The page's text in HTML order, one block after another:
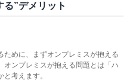
る”デメリット
ために、まずオンプレミスが抱える
オンプレミスが抱える問題とは「ハ
考えます。